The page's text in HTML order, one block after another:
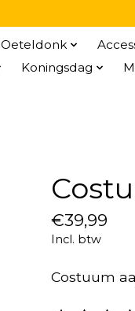
Oeteldonk
Koningsdag
€39,99
Incl. btw
Costuum